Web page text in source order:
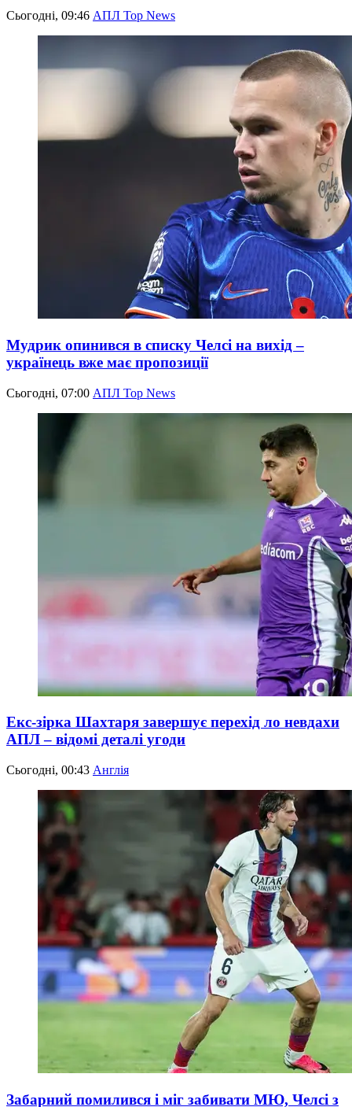
Сьогодні, 09:46 АПЛ Top News
Мудрик опинився в списку Челсі на вихід –
українець вже має пропозиції
Сьогодні, 07:00 АПЛ Top News
Екс-зірка Шахтаря завершує перехід ло невдахи
АПЛ – відомі деталі угоди
Сьогодні, 00:43 Англія
Забарний помилився і міг забивати МЮ, Челсі з